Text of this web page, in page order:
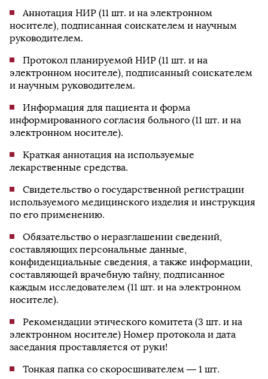
Аннотация НИР (11 шт. и на электронном
носителе), подписанная соискателем и научным
руководителем.
Протокол планируемой НИР (11 шт. и на
электронном носителе), подписанный соискателем
и научным руководителем.
Информация для пациента и форма
информированного согласия больного (11 шт. и на
электронном носителе).
Краткая аннотация на используемые
лекарственные средства.
Свидетельство о государственной регистрации
используемого медицинского изделия и инструкция
по его применению.
Обязательство о неразглашении сведений,
составляющих персональные данные,
конфиденциальные сведения, а также информации,
составляющей врачебную тайну, подписанное
каждым исследователем (11 шт. и на электронном
носителе).
Рекомендации этического комитета (3 шт. и на
электронном носителе) Номер протокола и дата
заседания проставляется от руки!
Тонкая папка со скоросшивателем — 1 шт.